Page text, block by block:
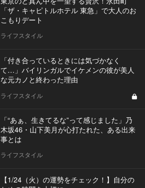
「ザ・キャピトルホテル 東急」で大人のお
こもりデート
ライフスタイル
「付き合っているときには気づかなく
て…」バイリンガルでイケメンの彼が美人
な元カノと終わった理由
ライフスタイル
「“あぁ、生きてるな”って感じました」乃
木坂46・山下美月が心打たれた、ある出来
事とは
ライフスタイル
【1/24（火）の運勢をチェック！】自分の